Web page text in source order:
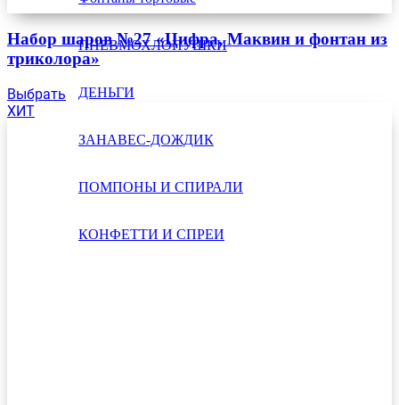
ПНЕВМОХЛОПУШКИ
ДЕНЬГИ
ЗАНАВЕС-ДОЖДИК
ПОМПОНЫ И СПИРАЛИ
КОНФЕТТИ И СПРЕИ
Набор шаров №27 «Цифра, Маквин и фонтан из
триколора»
Выбрать
ХИТ